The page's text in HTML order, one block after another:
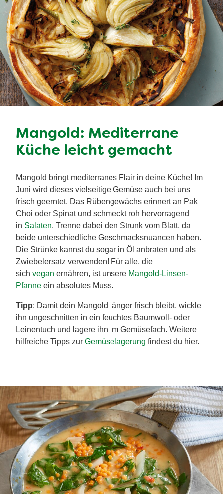
Mangold: Mediterrane
Küche leicht gemacht
Mangold bringt mediterranes Flair in deine Küche! Im
Juni wird dieses vielseitige Gemüse auch bei uns
frisch geerntet. Das Rübengewächs erinnert an Pak
Choi oder Spinat und schmeckt roh hervorragend
in Salaten. Trenne dabei den Strunk vom Blatt, da
beide unterschiedliche Geschmacksnuancen haben.
Die Strünke kannst du sogar in Öl anbraten und als
Zwiebelersatz verwenden! Für alle, die
sich vegan ernähren, ist unsere Mangold-Linsen-
Pfanne ein absolutes Muss.
Tipp: Damit dein Mangold länger frisch bleibt, wickle
ihn ungeschnitten in ein feuchtes Baumwoll- oder
Leinentuch und lagere ihn im Gemüsefach. Weitere
hilfreiche Tipps zur Gemüselagerung findest du hier.